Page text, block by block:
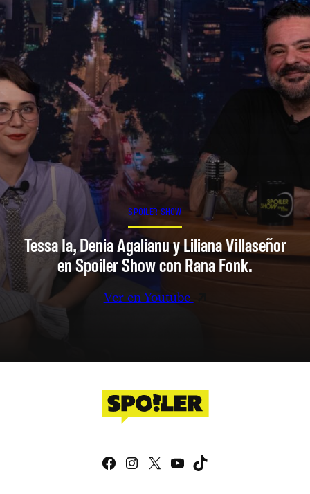
SPOILER SHOW
Tessa Ia, Denia Agalianu y Liliana Villaseñor
en Spoiler Show con Rana Fonk.
Ver en Youtube
Facebook
Instagram
X YouTube